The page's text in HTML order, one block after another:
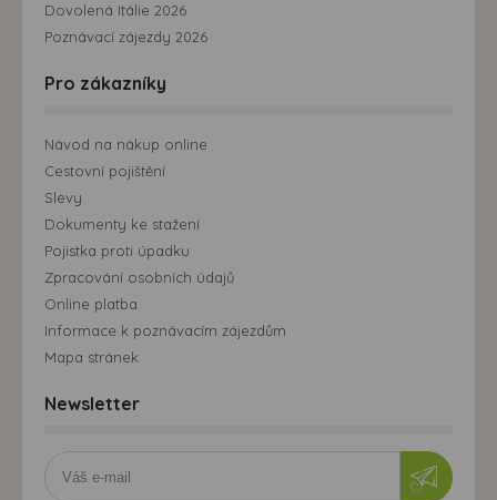
Dovolená Itálie 2026
Poznávací zájezdy 2026
Pro zákazníky
Návod na nákup online
Cestovní pojištění
Slevy
Dokumenty ke stažení
Pojistka proti úpadku
Zpracování osobních údajů
Online platba
Informace k poznávacím zájezdům
Mapa stránek
Newsletter